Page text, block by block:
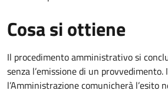
Cosa si ottiene
Il procedimento amministrativo si
senza l’emissione di un
l’Amministrazione comunicherà l’esito